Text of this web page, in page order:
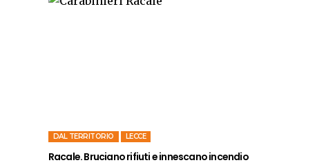
DAL TERRITORIO LECCE
Racale. Bruciano rifiuti e innescano incendio